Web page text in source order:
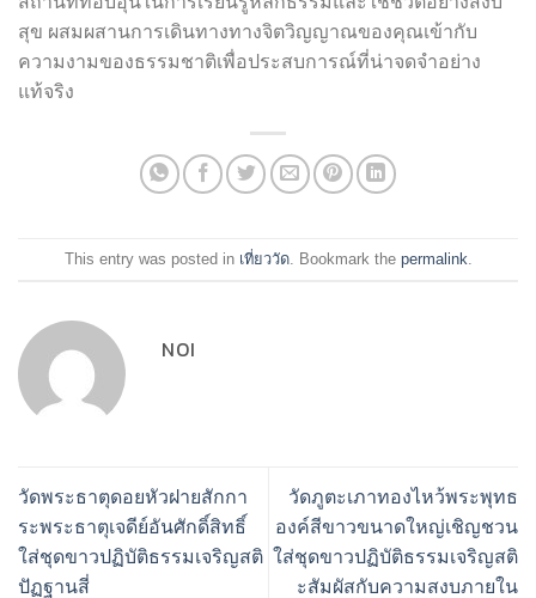
สุข ผสมผสานการเดินทางทางจิตวิญญาณของคุณเข้ากับ
ความงามของธรรมชาติเพื่อประสบการณ์ที่น่าจดจำอย่าง
แท้จริง
This entry was posted in เที่ยววัด. Bookmark the permalink
NOI
วัดพระธาตุดอยหัวฝายสักกา
ระพระธาตุเจดีย์อันศักดิ์สิทธิ์
ใส่ชุดขาวปฏิบัติธรรมเจริญสติ
ปัฏฐานสี่
วัดภูตะเภาทองไหว้พระพุทธ
องค์สีขาวขนาดใหญ่เชิญชวน
ใส่ชุดขาวปฏิบัติธรรมเจริญสติ
ะสัมผัสกับความสงบภายใน